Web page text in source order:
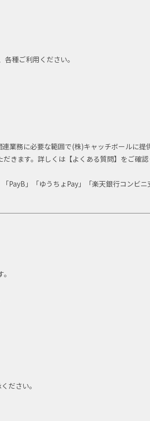
種ご利用ください。
務に必要な範囲で(株)キャッチボールに提
きます。詳しくは【よくある質問】をご確認
PayB」「ゆうちょPay」「楽天銀行コンビ
ださい。